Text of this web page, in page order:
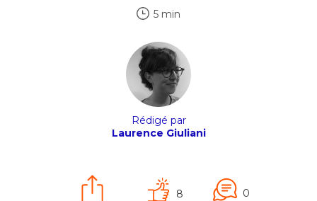
5 min
Rédigé par
Laurence Giuliani
8 0